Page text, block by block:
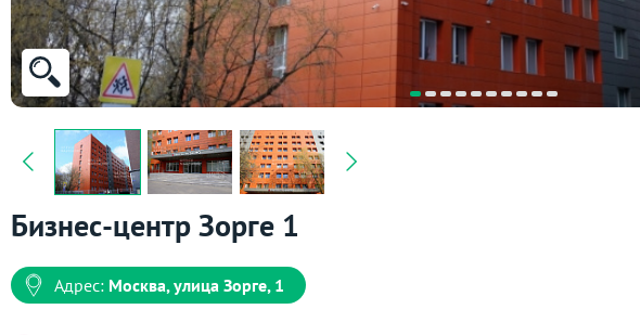
Бизнес-центр Зорге 1
Адрес: Москва, улица Зорге, 1